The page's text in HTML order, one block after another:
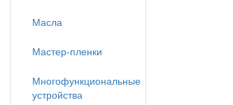
Масла
Мастер-пленки
Многофункциональные
устройства